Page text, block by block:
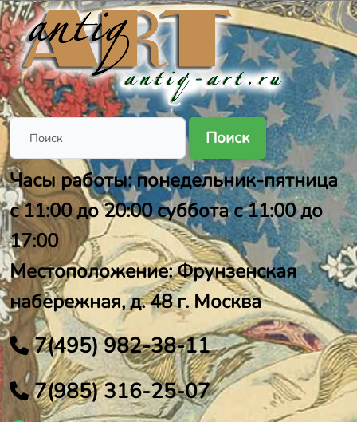
Поиск
Часы работы: понедельник-пятница
с 11:00 до 20:00 суббота с 11:00 до
17:00
Местоположение: Фрунзенская
набережная, д. 48 г. Москва
7(495) 982-38-11
7(985) 316-25-07